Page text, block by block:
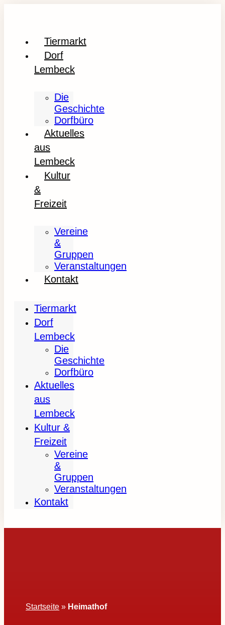
Tiermarkt
Dorf
Lembeck
Die
Geschichte
Dorfbüro
Aktuelles
aus
Lembeck
Kultur
&
Freizeit
Vereine
&
Gruppen
Veranstaltungen
Kontakt
Tiermarkt
Dorf
Lembeck
Die
Geschichte
Dorfbüro
Aktuelles
aus
Lembeck
Kultur &
Freizeit
Vereine
&
Gruppen
Veranstaltungen
Kontakt
Startseite » Heimathof